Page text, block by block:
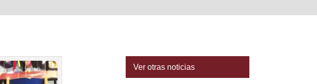
Ver otras noticias